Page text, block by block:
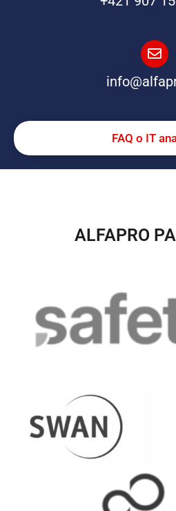
FAQ o IT
ALFAPRO